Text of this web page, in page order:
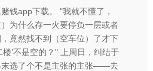
钱app下载。 "我就不懂了，
为什么存一火要停负一层或者
竟然找不到（空车位）了才下
’不是空的？" 上周日，纠结于
末选了个不是主张的主张——去